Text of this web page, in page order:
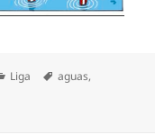
Categorías
Liga Etiquetas
aguas,